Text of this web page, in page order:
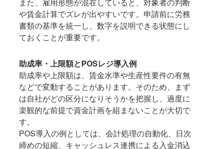
や賃金計算でズレが出やすいです。申請前に労務
書類の基準を統一し、数字を説明できる状態にし
ておくことが重要です。
助成率・上限額とPOSレジ導入例
助成率や上限額は、賃金水準や生産性要件の有無
などで変動することがあります。そのため、まず
は自社がどの区分になりそうかを把握し、過度に
楽観的な前提で資金計画を組まないことが大切で
す。
POS導入の例としては、会計処理の自動化、日次
締めの短縮、キャッシュレス連携による入金消込